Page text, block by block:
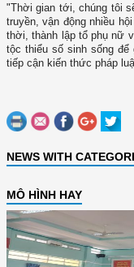
"Thời gian tới, chúng tôi
truyền, vận động nhiều
thời, thành lập tổ phụ nữ
tộc thiểu số sinh sống
tiếp cận kiến thức pháp
NEWS WITH
MÔ HÌNH HAY